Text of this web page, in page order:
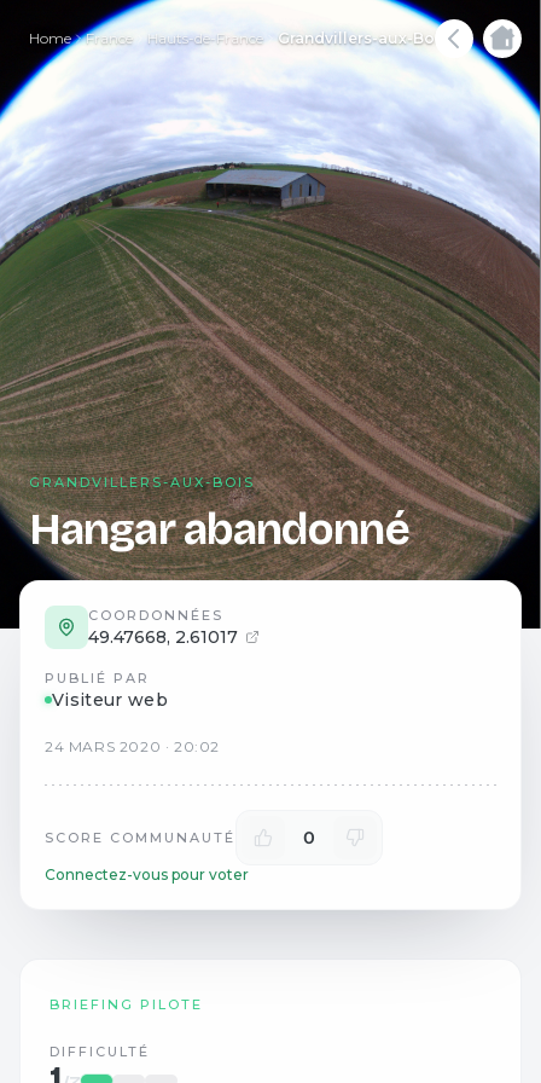
Home France Hauts-de-France Grandvillers-aux-Bois
GRANDVILLERS-AUX-BOIS
Hangar abandonné
COORDONNÉES
49.47668, 2.61017
PUBLIÉ PAR
Visiteur web
24 MARS 2020 ·20:02
SCORE COMMUNAUTÉ 0
Connectez-vous pour voter
BRIEFING PILOTE
DIFFICULTÉ